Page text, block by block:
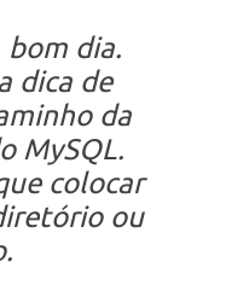
bom dia.
dica de
da
MySQL.
colocar
ou